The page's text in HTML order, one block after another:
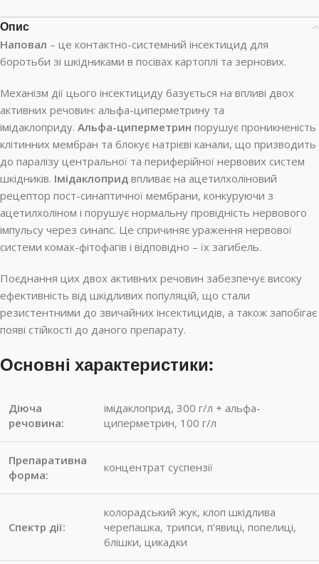
Опис
Наповал – це контактно-системний інсектицид для
боротьби зі шкідниками в посівах картоплі та зернових.
Механізм дії цього інсектициду базується на впливі двох
активних речовин: альфа-циперметрину та
імідаклоприду. Альфа-циперметрин порушує проникненість
клітинних мембран та блокує натрієві канали, що призводить
до паралізу центральної та периферійної нервових систем
шкідників. Імідаклоприд впливає на ацетилхоліновий
рецептор пост-синаптичної мембрани, конкуруючи з
ацетилхоліном і порушує нормальну провідність нервового
імпульсу через синапс. Це спричиняє ураження нервової
системи комах-фітофагів і відповідно – їх загибель.
Поєднання цих двох активних речовин забезпечує високу
ефективність від шкідливих популяцій, що стали
резистентними до звичайних інсектицидів, а також запобігає
появі стійкості до даного препарату.
Основні характеристики:
Діюча
речовина:
імідаклоприд, 300 г/л + альфа-
циперметрин, 100 г/л
Препаративна
форма:
концентрат суспензії
Спектр дії:
колорад­ський жук, клоп шкідлива
черепашка, трипси, п’явиці, попелиці,
блішки, цикадки